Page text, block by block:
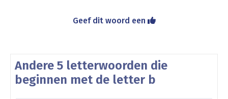
Geef dit woord een
Andere 5 letterwoorden die
beginnen met de letter b